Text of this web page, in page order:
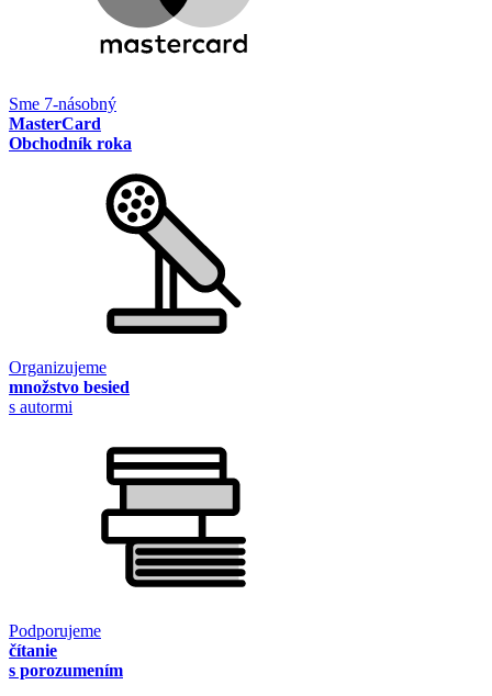
Sme 7-násobný
MasterCard
Obchodník roka
Organizujeme
množstvo besied
s autormi
Podporujeme
čítanie
s porozumením